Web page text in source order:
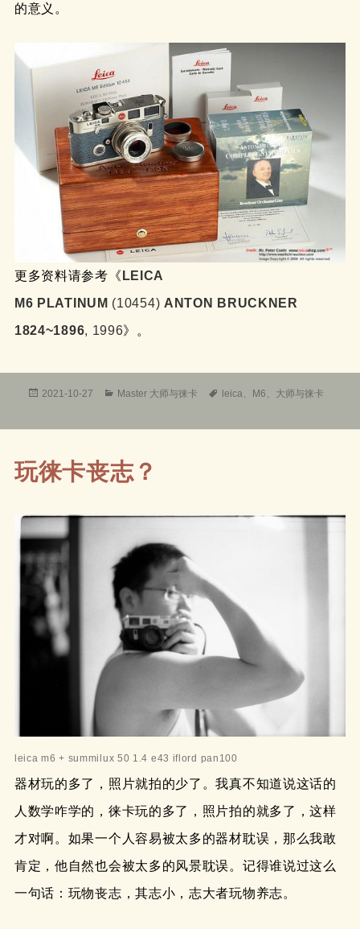
的意义。
更多资料请参考《 LEICA
M6 PLATINUM (10454) ANTON BRUCKNER
1824~1896, 1996》。
发
2021-10-27
分
Master 大师与徕卡
标
leica、 M6 、 大师与徕卡
玩徕卡丧志？
leica m6 + summilux 50 1.4 e43 iflord pan100
器材玩的多了，照片就拍的少了。我真不知道说这话的
人数学咋学的，徕卡玩的多了，照片拍的就多了，这样
才对啊。如果一个人容易被太多的器材耽误，那么我敢
肯定，他自然也会被太多的风景耽误。记得谁说过这么
一句话：玩物丧志，其志小，志大者玩物养志。